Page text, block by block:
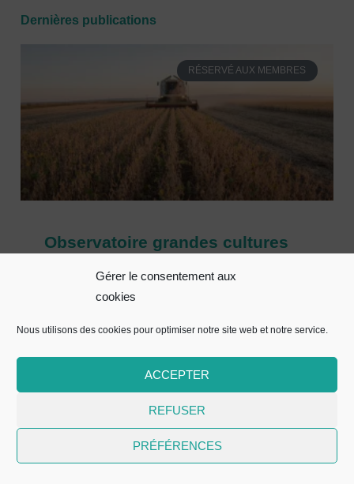
Gérer le consentement aux
cookies
Nous utilisons des cookies pour optimiser notre site web et notre service.
ACCEPTER
REFUSER
PRÉFÉRENCES
Dernières publications
RÉSERVÉ AUX MEMBRES
Observatoire grandes cultures